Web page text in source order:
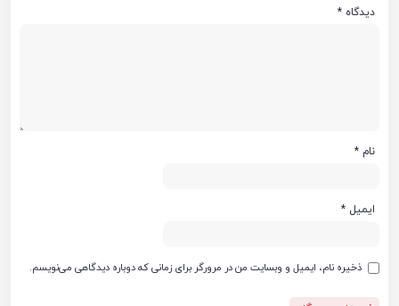
دیدگاه *
نام *
ایمیل *
ذخیره نام، ایمیل و وبسایت من در مرورگر برای زمانی که دوباره دیدگاهی می‌نویسم.